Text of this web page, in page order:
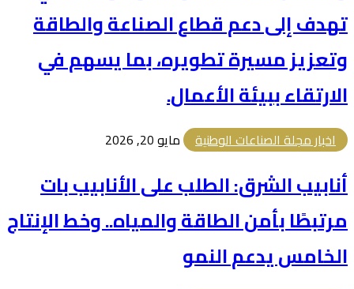
تهدف إلى دعم قطاع الصناعة والطاقة
وتعزيز مسيرة تطويره، بما يسهم في
الارتقاء ببيئة الأعمال.
اخبار مجلة الصناعات الوطنية مايو 20, 2026
أنابيب الشرق: الطلب على الأنابيب بات
مرتبطًا بأمن الطاقة والمياه.. وخط الإنتاج
الخامس يدعم النمو